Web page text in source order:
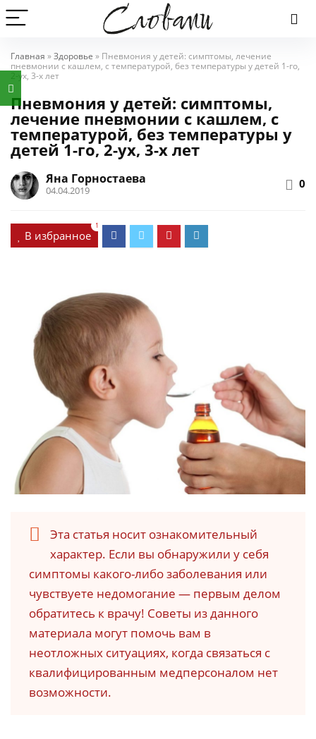
Главная »Здоровье » Пневмония у детей: симптомы, лечение
пневмонии с кашлем, с температурой, без температуры у детей 1-го,
2-ух, 3-х лет
Пневмония у детей: симптомы,
лечение пневмонии с кашлем, с
температурой, без температуры у
детей 1-го, 2-ух, 3-х лет
Яна Горностаева
04.04.2019 0
В избранное
1
Эта статья носит ознакомительный
характер. Если вы обнаружили у себя
симптомы какого-либо заболевания или
чувствуете недомогание — первым делом
обратитесь к врачу! Советы из данного
материала могут помочь вам в
неотложных ситуациях, когда связаться с
квалифицированным медперсоналом нет
возможности.